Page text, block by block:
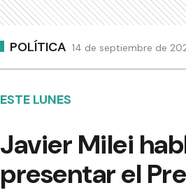
POLÍTICA 14 de septiembre de
ESTE LUNES
Javier Milei
presentar el